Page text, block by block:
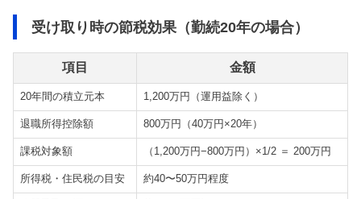
受け取り時の節税効果（勤続20年の場合）
項目 金額
20年間の積立元本 1,200万円（運用益除く）
退職所得控除額 800万円（40万円×20年）
課税対象額 （1,200万円−800万円）×1/2 ＝ 200万円
所得税・住民税の目安 約40〜50万円程度